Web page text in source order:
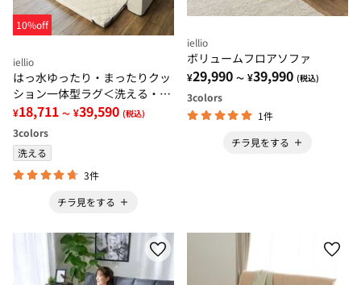
10%off
iellio
はっ水ゆったり・まったりクッ
ション一体型ラグ＜洗える・布
帛（ふはく）タイプ・フロアソ
ファ・ローソファー・ロングシ
ーズン＞
¥18,711 ～ ¥39,590 (税込)
3colors
洗える
3件
チラ見をする
iellio
ボリュームフロアソファ
¥29,990 ～ ¥39,990 (税込)
3colors
1件
チラ見をする